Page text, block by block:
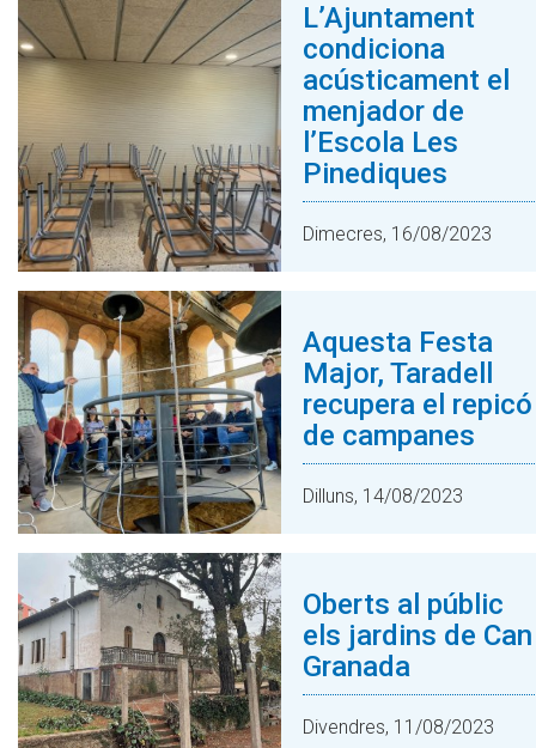
L’Ajuntament
condiciona
acústicament el
menjador de
l’Escola Les
Pinediques
Dimecres, 16/08/2023
Aquesta Festa
Major, Taradell
recupera el repicó
de campanes
Dilluns, 14/08/2023
Oberts al públic
els jardins de Can
Granada
Divendres, 11/08/2023